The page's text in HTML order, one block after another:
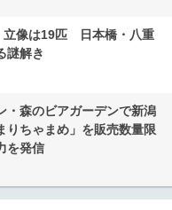
立像は19匹 日本橋・八重
謎解き
・森のビアガーデンで新潟
りちゃまめ」を販売数量限
を発信